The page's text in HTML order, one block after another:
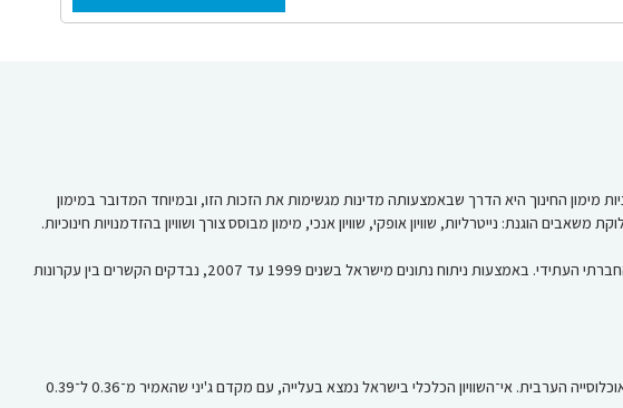
להתממש על בסיס שוויון בהזדמנויות. מדיניות מימון החינוך היא הדרך שבאמצעותה מדינות מגשימות את הזכות הזו, ובמיוחד המדובר במימון
הוגנת: נייטרליות, שוויון אופקי, שוויון אנכי, מימון מבוסס צורך ושוויון בהזדמנויות חינוכיות.
המאמר טוען כי עיצוב מדיניות מימון חינוך נובע מתיאוריה של צדק חברתי ומשפיע על חלוקת ההישגים החינוכיים במדינה, ובכך גם על רמת הצדק החברתי העתידי. באמצעות ניתוח נתונים מישראל בשנים 1999 עד 2007, נבדקים הקשרים בין עקרונות
אוכלוסיית ישראל מגוונת מאוד וכוללת יהודים מרקע אתני שונה, לרבות יוצאי אירופה, צפון אפריקה והמזרח התיכון, לצד מיעוטים אתניים ובראשם האוכלוסייה הערבית. אי־השוויון הכלכלי בישראל נמצא בעלייה, עם מקדם ג'יני שהאמיר מ־0.36 ל־0.39